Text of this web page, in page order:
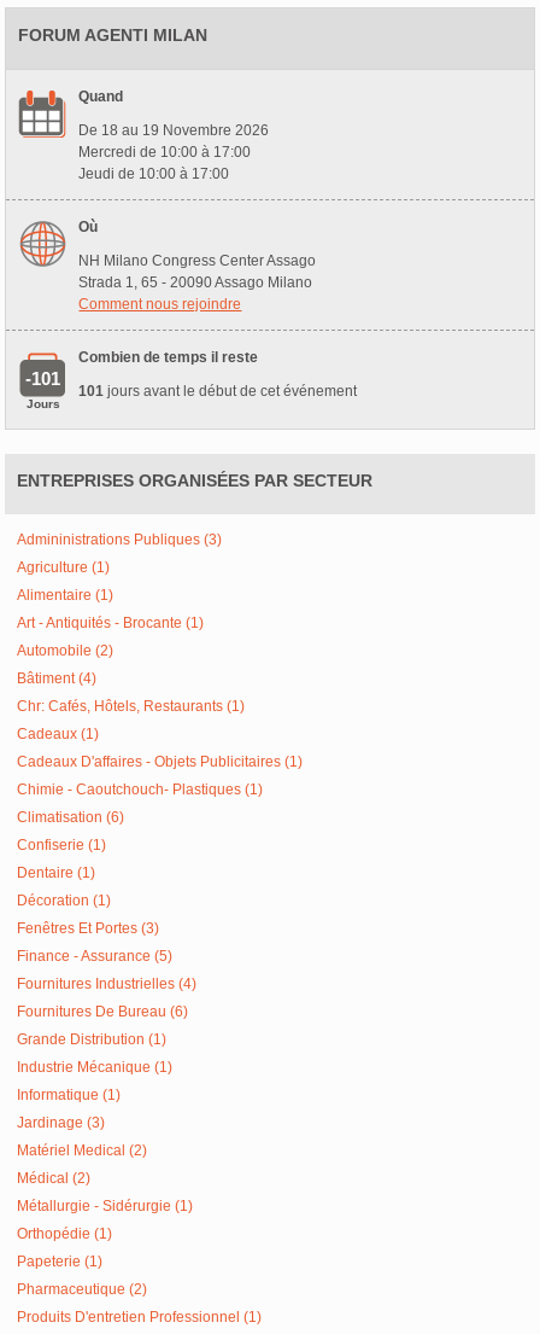
FORUM AGENTI MILAN
Quand
De 18 au 19 Novembre 2026
Mercredi de 10:00 à 17:00
Jeudi de 10:00 à 17:00
Où
NH Milano Congress Center Assago
Strada 1, 65 - 20090 Assago Milano
Comment nous rejoindre
-101
Jours
Combien de temps il reste
101 jours avant le début de cet événement
ENTREPRISES ORGANISÉES PAR SECTEUR
Admininistrations Publiques (3)
Agriculture (1)
Alimentaire (1)
Art - Antiquités - Brocante (1)
Automobile (2)
Bâtiment (4)
Chr: Cafés, Hôtels, Restaurants (1)
Cadeaux (1)
Cadeaux D'affaires - Objets Publicitaires (1)
Chimie - Caoutchouch- Plastiques (1)
Climatisation (6)
Confiserie (1)
Dentaire (1)
Décoration (1)
Fenêtres Et Portes (3)
Finance - Assurance (5)
Fournitures Industrielles (4)
Fournitures De Bureau (6)
Grande Distribution (1)
Industrie Mécanique (1)
Informatique (1)
Jardinage (3)
Matériel Medical (2)
Médical (2)
Métallurgie - Sidérurgie (1)
Orthopédie (1)
Papeterie (1)
Pharmaceutique (2)
Produits D'entretien Professionnel (1)